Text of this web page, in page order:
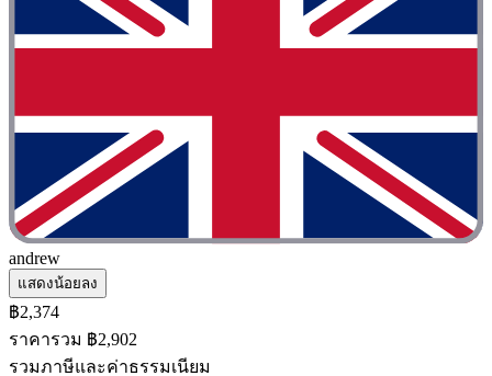
andrew
แสดงน้อยลง
฿2,374
ราคารวม ฿2,902
รวมภาษีและค่าธรรมเนียม